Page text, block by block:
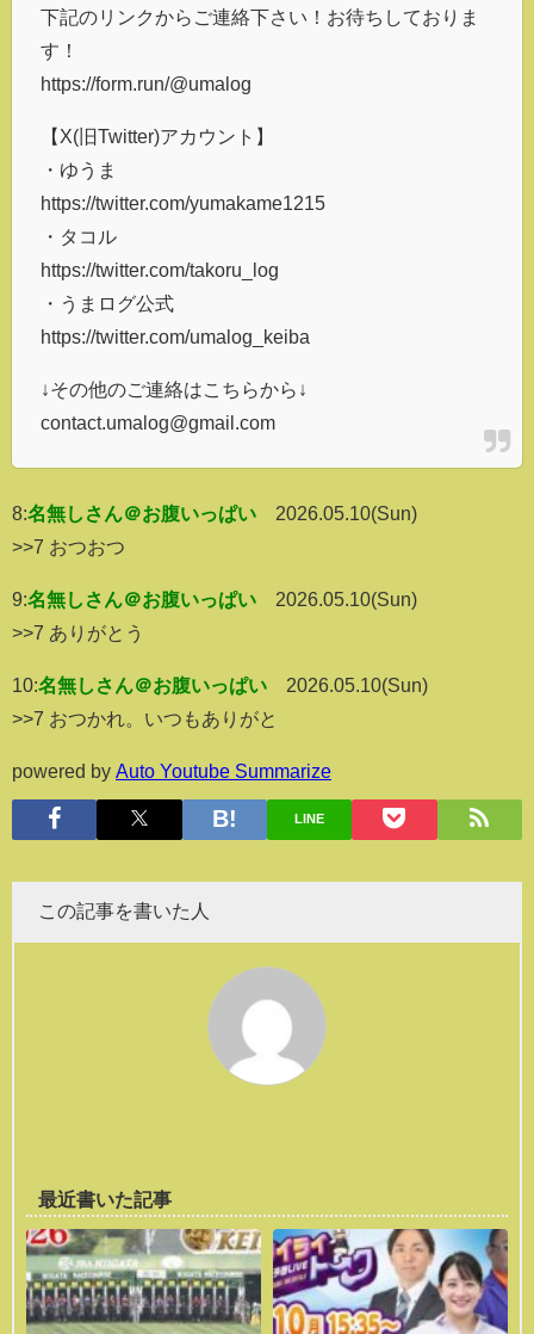
下記のリンクからご連絡下さい！お待ちしておりま
す！
https://form.run/@umalog
【X(旧Twitter)アカウント】
・ゆうま
https://twitter.com/yumakame1215
・タコル
https://twitter.com/takoru_log
・うまログ公式
https://twitter.com/umalog_keiba
↓その他のご連絡はこちらから↓
contact.umalog@gmail.com
8:名無しさん＠お腹いっぱい
2026.05.10(Sun)
>>7 おつおつ
9:名無しさん＠お腹いっぱい
2026.05.10(Sun)
>>7 ありがとう
10:名無しさん＠お腹いっぱい
2026.05.10(Sun)
>>7 おつかれ。いつもありがと
powered by Auto Youtube Summarize
LINE
この記事を書いた人
最近書いた記事